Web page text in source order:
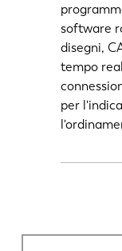
software
disegni,
tempo
per